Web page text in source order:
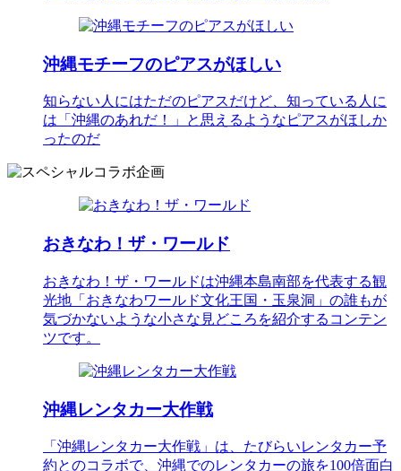
沖縄モチーフのピアスがほしい
知らない人にはただのピアスだけど、知っている人に
は「沖縄のあれだ！」と思えるようなピアスがほしか
ったのだ
おきなわ！ザ・ワールド
おきなわ！ザ・ワールドは沖縄本島南部を代表する観
光地「おきなわワールド文化王国・玉泉洞」の誰もが
気づかないような小さな見どころを紹介するコンテン
ツです。
沖縄レンタカー大作戦
「沖縄レンタカー大作戦」は、たびらいレンタカー予
約とのコラボで、沖縄でのレンタカーの旅を100倍面白